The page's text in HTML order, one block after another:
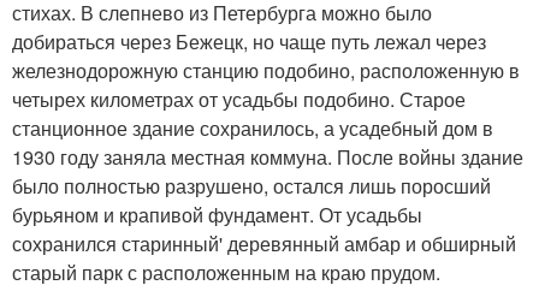
стихах. В слепнево из Петербурга можно было
добираться через Бежецк, но чаще путь лежал через
железнодорожную станцию подобино, расположенную в
четырех километрах от усадьбы подобино. Старое
станционное здание сохранилось, а усадебный дом в
1930 году заняла местная коммуна. После войны здание
было полностью разрушено, остался лишь поросший
бурьяном и крапивой фундамент. От усадьбы
сохранился старинный' деревянный амбар и обширный
старый парк с расположенным на краю прудом.